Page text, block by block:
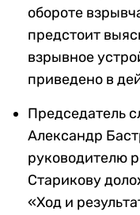
обороте
предстоит
взрывное
приведено в
Председатель
Александр
руководителю
Старикову
«Ход и